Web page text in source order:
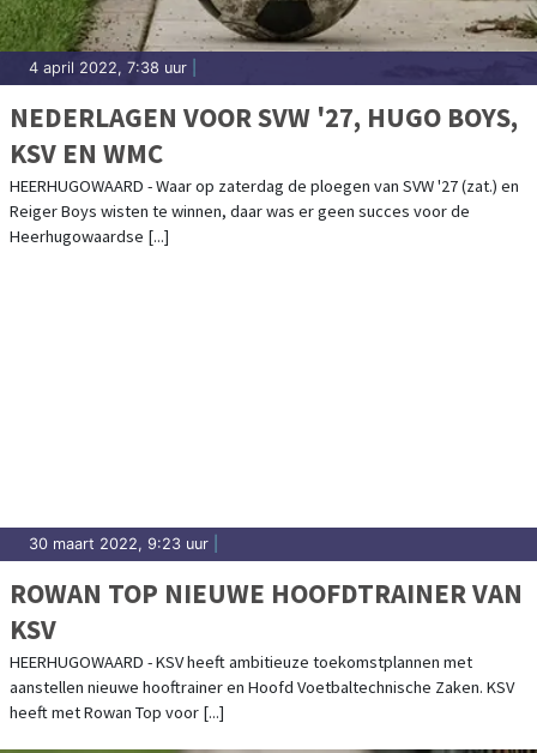
4 april 2022, 7:38 uur
NEDERLAGEN VOOR SVW '27, HUGO BOYS,
KSV EN WMC
HEERHUGOWAARD - Waar op zaterdag de ploegen van SVW '27 (zat.) en
Reiger Boys wisten te winnen, daar was er geen succes voor de
Heerhugowaardse [...]
30 maart 2022, 9:23 uur
ROWAN TOP NIEUWE HOOFDTRAINER VAN
KSV
HEERHUGOWAARD - KSV heeft ambitieuze toekomstplannen met
aanstellen nieuwe hooftrainer en Hoofd Voetbaltechnische Zaken. KSV
heeft met Rowan Top voor [...]